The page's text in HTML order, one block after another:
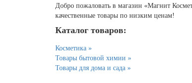
Добро пожаловать в магазин «Магнит
качественные товары по низким ценам!
Каталог товаров:
Косметика »
Товары бытовой химии »
Товары для дома и сада »